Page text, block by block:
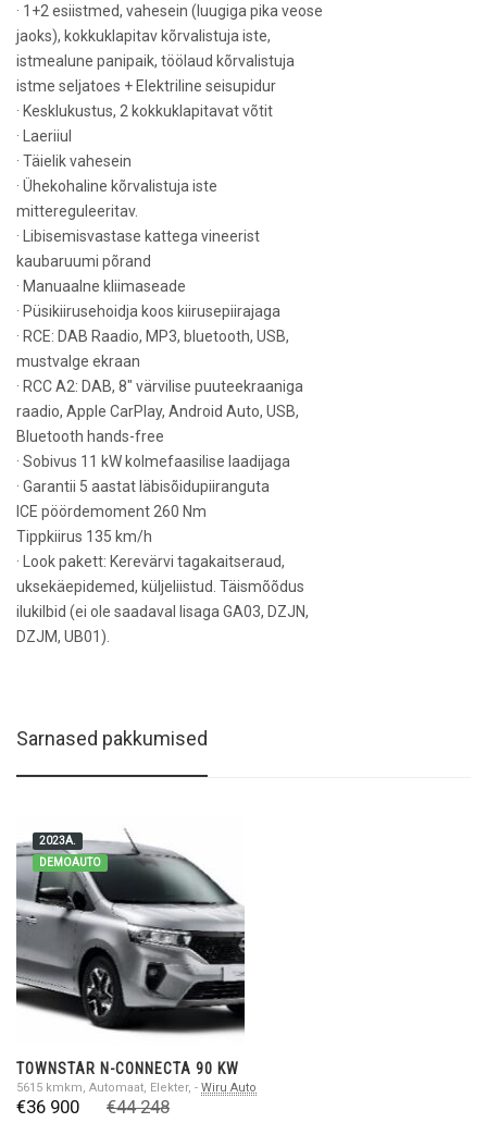
· 1+2 esiistmed, vahesein (luugiga pika veose
jaoks), kokkuklapitav kõrvalistuja iste,
istmealune panipaik, töölaud kõrvalistuja
istme seljatoes + Elektriline seisupidur
· Kesklukustus, 2 kokkuklapitavat võtit
· Laeriiul
· Täielik vahesein
· Ühekohaline kõrvalistuja iste
mittereguleeritav.
· Libisemisvastase kattega vineerist
kaubaruumi põrand
· Manuaalne kliimaseade
· Püsikiirusehoidja koos kiirusepiirajaga
· RCE: DAB Raadio, MP3, bluetooth, USB,
mustvalge ekraan
· RCC A2: DAB, 8″ värvilise puuteekraaniga
raadio, Apple CarPlay, Android Auto, USB,
Bluetooth hands-free
· Sobivus 11 kW kolmefaasilise laadijaga
· Garantii 5 aastat läbisõidupiiranguta
ICE pöördemoment 260 Nm
Tippkiirus 135 km/h
· Look pakett: Kerevärvi tagakaitseraud,
uksekäepidemed, küljeliistud. Täismõõdus
ilukilbid (ei ole saadaval lisaga GA03, DZJN,
DZJM, UB01).
Sarnased pakkumised
2023A.
DEMOAUTO
TOWNSTAR N-CONNECTA 90 KW
5615 kmkm, Automaat, Elekter, - Wiru Auto
€36 900 €44 248